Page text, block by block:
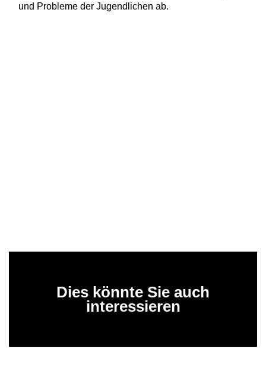
und Probleme der Jugendlichen ab.
Dies könnte Sie auch
interessieren